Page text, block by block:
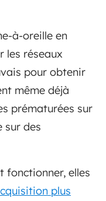
à-oreille en
les réseaux
pour obtenir
même déjà
prématurées sur
sur des
fonctionner, elles
plus